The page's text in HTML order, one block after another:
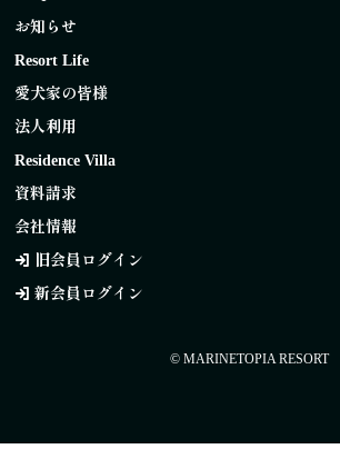
お知らせ
Resort Life
愛犬家の皆様
法人利用
Residence Villa
資料請求
会社情報
旧会員ログイン
新会員ログイン
© MARINETOPIA RESORT